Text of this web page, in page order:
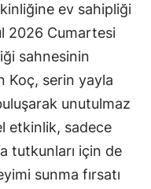
ev sahipliği
2026 Cumartesi
sahnesinin
Koç, serin yayla
unutulmaz
etkinlik, sadece
tutkunları için de
sunma fırsatı